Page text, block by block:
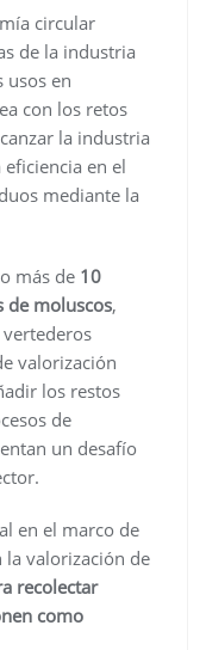
circular
de la industria
usos en
con los retos
la industria
en el
mediante la
más de 10
de moluscos,
valorización
los restos
de
un desafío
en el marco de
la valorización de
recolectar
como